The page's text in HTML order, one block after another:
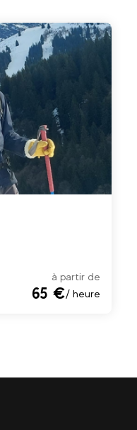
à partir de
65 €/ heure